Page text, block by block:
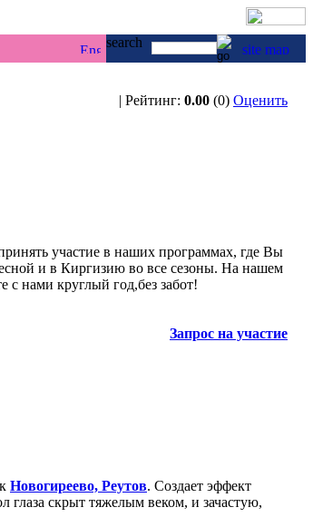
| Рейтинг: 0.00 (0) Оценить
участие в наших программах, где Вы
и в Киргизию во все сезоны. На нашем
с нами круглый год,без забот!
Запрос на участие
Новогиреево, Реутов. Создает эффект
скрыт тяжелым веком, и зачастую,